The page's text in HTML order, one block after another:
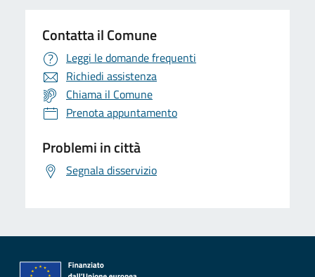
Contatta il Comune
Leggi le domande frequenti
Richiedi assistenza
Chiama il Comune
Prenota appuntamento
Problemi in città
Segnala disservizio